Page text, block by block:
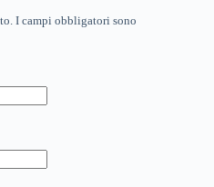
I campi obbligatori sono